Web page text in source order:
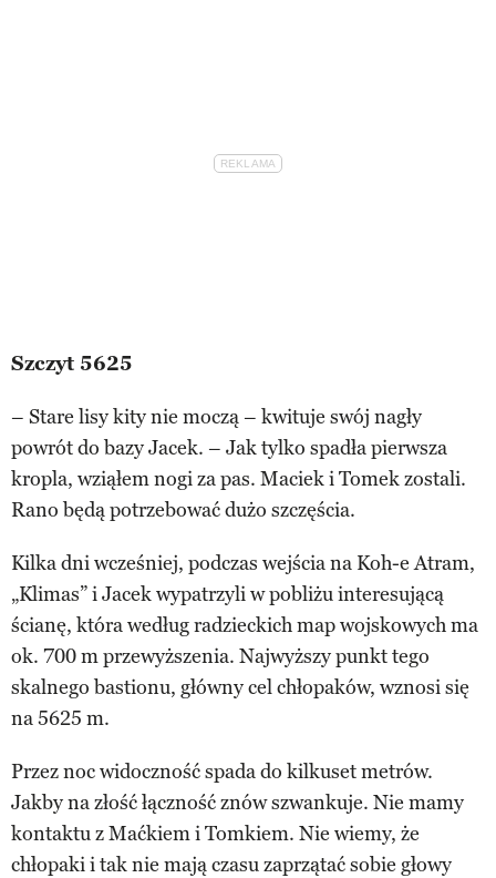
Szczyt 5625
– Stare lisy kity nie moczą – kwituje swój nagły
powrót do bazy Jacek. – Jak tylko spadła pierwsza
kropla, wziąłem nogi za pas. Maciek i Tomek zostali.
Rano będą potrzebować dużo szczęścia.
Kilka dni wcześniej, podczas wejścia na Koh-e Atram,
„Klimas” i Jacek wypatrzyli w pobliżu interesującą
ścianę, która według radzieckich map wojskowych ma
ok. 700 m przewyższenia. Najwyższy punkt tego
skalnego bastionu, główny cel chłopaków, wznosi się
na 5625 m.
Przez noc widoczność spada do kilkuset metrów.
Jakby na złość łączność znów szwankuje. Nie mamy
kontaktu z Maćkiem i Tomkiem. Nie wiemy, że
chłopaki i tak nie mają czasu zaprzątać sobie głowy